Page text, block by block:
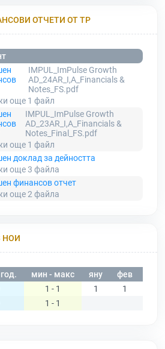
ОТЧЕТИ ОТ ТР
IMPUL_ImPulse Growth
AD_24AR_I,A_Financials &
Notes_FS.pdf
още 1 файл
IMPUL_ImPulse Growth
AD_23AR_I,A_Financials &
Notes_Final_FS.pdf
още 1 файл
доклад за дейността
още 3 файла
финансов отчет
още 2файла
НОИ
мин - макс яну фев
1 - 1 1 1
1 - 1